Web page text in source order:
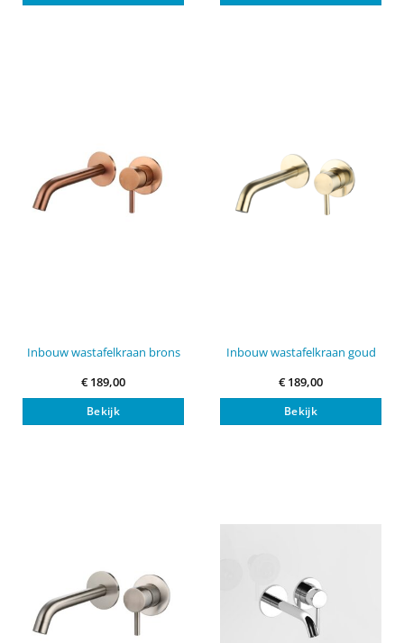
productpagina
Inbouw wastafelkraan brons
€ 189,00
Bekijk
Inbouw wastafelkraan goud
€ 189,00
Bekijk